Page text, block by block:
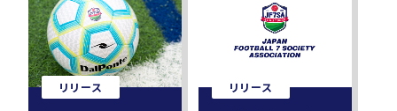
リリース
リリース